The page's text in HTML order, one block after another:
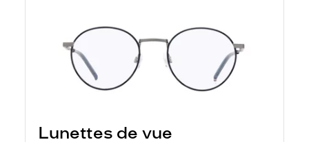
Lunettes de vue